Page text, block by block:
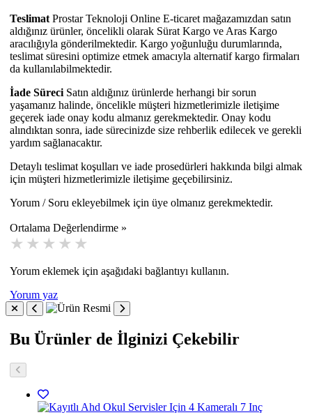
Teslimat Prostar Teknoloji Online E-ticaret mağazamızdan satın
aldığınız ürünler, öncelikli olarak Sürat Kargo ve Aras Kargo
aracılığıyla gönderilmektedir. Kargo yoğunluğu durumlarında,
teslimat süresini optimize etmek amacıyla alternatif kargo firmaları
da kullanılabilmektedir.
İade Süreci Satın aldığınız ürünlerde herhangi bir sorun
yaşamanız halinde, öncelikle müşteri hizmetlerimizle iletişime
geçerek iade onay kodu almanız gerekmektedir. Onay kodu
alındıktan sonra, iade sürecinizde size rehberlik edilecek ve gerekli
yardım sağlanacaktır.
Detaylı teslimat koşulları ve iade prosedürleri hakkında bilgi almak
için müşteri hizmetlerimizle iletişime geçebilirsiniz.
Yorum / Soru ekleyebilmek için üye olmanız gerekmektedir.
Ortalama Değerlendirme »
Yorum eklemek için aşağıdaki bağlantıyı kullanın.
Yorum yaz
Bu Ürünler de İlginizi Çekebilir